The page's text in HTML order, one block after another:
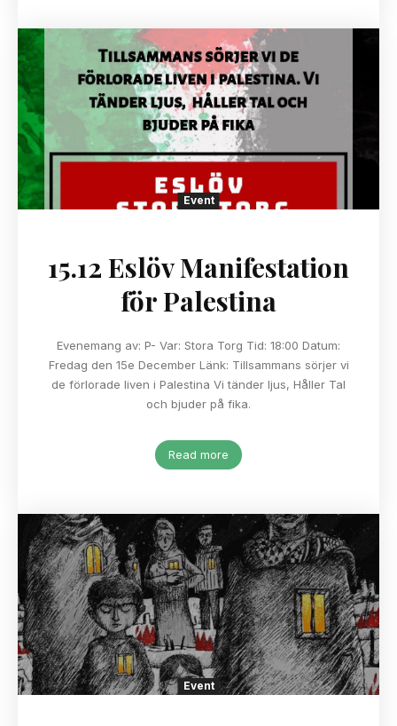
Event
15.12 Eslöv Manifestation
för Palestina
Evenemang av: P- Var: Stora Torg Tid: 18:00 Datum:
Fredag den 15e December Länk: Tillsammans sörjer vi
de förlorade liven i Palestina Vi tänder ljus, Håller Tal
och bjuder på fika.
Read more
Event